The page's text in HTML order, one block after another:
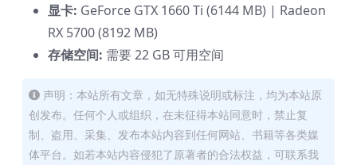
显卡: GeForce GTX 1660 Ti (6144 MB) | Radeon
RX 5700 (8192 MB)
存储空间: 需要 22 GB 可用空间
声明：本站所有文章，如无特殊说明或标注，均为本站原
创发布。任何个人或组织，在未征得本站同意时，禁止复
制、盗用、采集、发布本站内容到任何网站、书籍等各类媒
体平台。如若本站内容侵犯了原著者的合法权益，可联系我